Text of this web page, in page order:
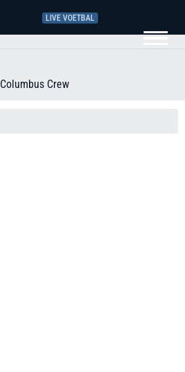
LIVE VOETBAL
Columbus Crew